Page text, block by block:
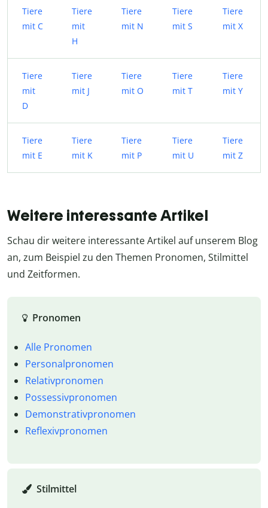
Tiere
mit C
Tiere
mit
H
Tiere
mit N
Tiere
mit S
Tiere
mit X
Tiere
mit
D
Tiere
mit J
Tiere
mit O
Tiere
mit T
Tiere
mit Y
Tiere
mit E
Tiere
mit K
Tiere
mit P
Tiere
mit U
Tiere
mit Z
Weitere interessante Artikel
Schau dir weitere interessante Artikel auf unserem Blog
an, zum Beispiel zu den Themen Pronomen, Stilmittel
und Zeitformen.
Pronomen
Alle Pronomen
Personalpronomen
Relativpronomen
Possessivpronomen
Demonstrativpronomen
Reflexivpronomen
Stilmittel